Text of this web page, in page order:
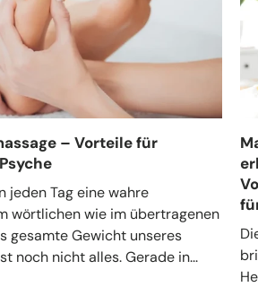
– Vorteile für
jeden Tag eine wahre
wörtlichen wie im übertragenen
gesamte Gewicht unseres
noch nicht alles. Gerade in...